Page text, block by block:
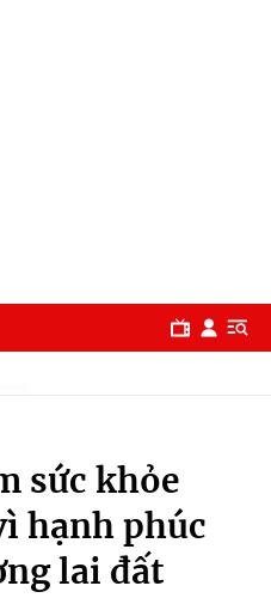
sức khỏe
hạnh phúc
lai đất